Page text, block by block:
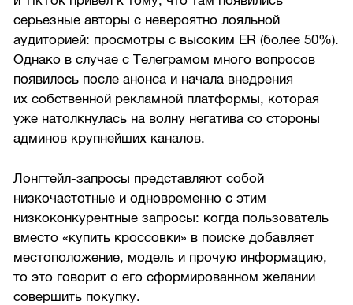
серьезные авторы с невероятно лояльной
аудиторией: просмотры с высоким ER (более 50%).
Однако в случае с Телеграмом много вопросов
появилось после анонса и начала внедрения
их собственной рекламной платформы, которая
уже натолкнулась на волну негатива со стороны
админов крупнейших каналов.
Лонгтейл-запросы представляют собой
низкочастотные и одновременно с этим
низкоконкурентные запросы: когда пользователь
вместо «купить кроссовки» в поиске добавляет
местоположение, модель и прочую информацию,
то это говорит о его сформированном желании
совершить покупку.